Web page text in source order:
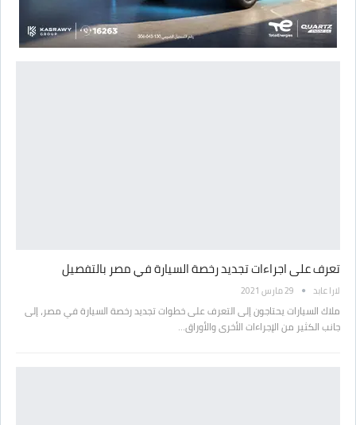
تعرف على اجراءات تجديد رخصة السيارة في مصر بالتفصيل
لارا عابد 29 مارس 2021
ملاك السيارات يحتاجون إلى التعرف على خطوات تجديد رخصة السيارة في مصر، إلى
جانب الكثير من الإجراءات الأخرى والأوراق…